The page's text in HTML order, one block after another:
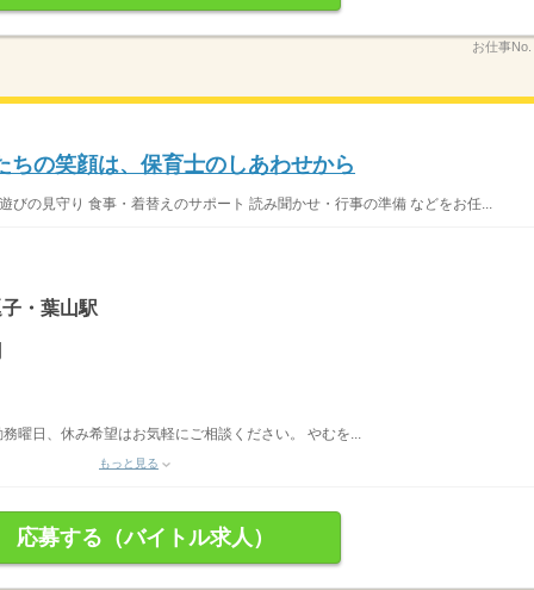
お仕事No.
ちの笑顔は、保育士のしあわせから
びの見守り 食事・着替えのサポート 読み聞かせ・行事の準備 などをお任...
・葉山駅
曜日、休み希望はお気軽にご相談ください。 やむを...
もっと見る
応募する（バイトル求人）